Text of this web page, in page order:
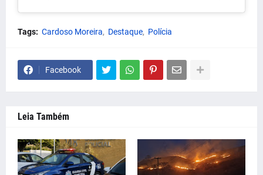
Tags: Cardoso Moreira Destaque Polícia
Facebook
Leia Também